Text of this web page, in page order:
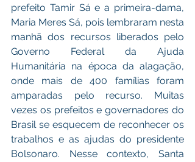
prefeito Tamir Sá e a primeira-dama,
Maria Meres Sá, pois lembraram nesta
manhã dos recursos liberados pelo
Governo Federal da Ajuda
Humanitária na época da alagação,
onde mais de 400 famílias foram
amparadas pelo recurso. Muitas
vezes os prefeitos e governadores do
Brasil se esquecem de reconhecer os
trabalhos e as ajudas do presidente
Bolsonaro. Nesse contexto, Santa